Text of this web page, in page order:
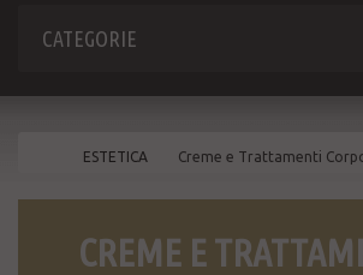
CATEGORIE
ESTETICA Creme e Trattamenti
CREME E